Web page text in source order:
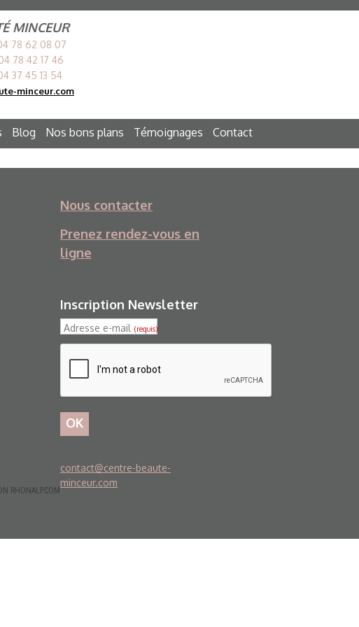
MINCEUR
4 78 62 08 07
4 78 42 17 46
4 37 45 13 54
minceur.com
Blog Nos bons plans Témoignages Contact
EN LIGNE
Pleine résolution (500 × 262)
Nous contacter
Prenez rendez-vous en
ligne
Inscription Newsletter
Adresse e-mail (requis)
OK
contact@centre-beaute-
minceur.com
RHONALPCOM